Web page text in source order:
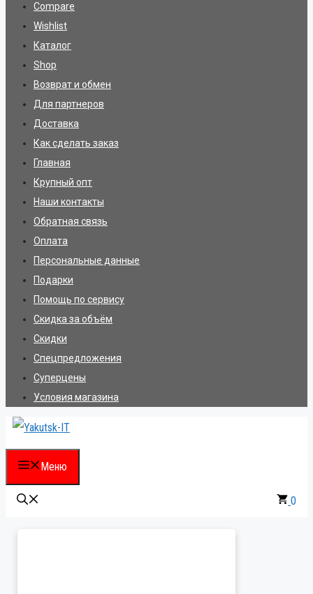
Compare
Wishlist
Каталог
Shop
Возврат и обмен
Для партнеров
Доставка
Как сделать заказ
Главная
Крупный опт
Наши контакты
Обратная связь
Оплата
Персональные данные
Подарки
Помощь по сервису
Скидка за объём
Скидки
Спецпредложения
Суперцены
Условия магазина
Меню
0